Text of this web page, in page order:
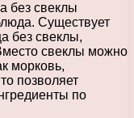
без свеклы
Существует
без свеклы,
свеклы можно
морковь,
позволяет
по